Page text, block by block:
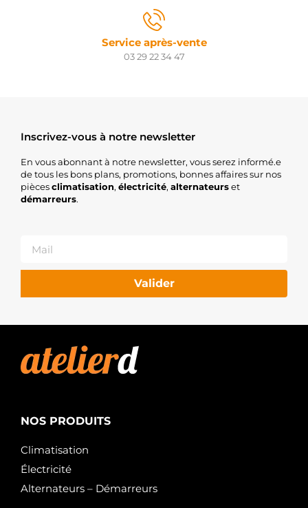
Service après-vente
03 29 22 34 47
Inscrivez-vous à notre newsletter
En vous abonnant à notre newsletter, vous serez informé.e
de tous les bons plans, promotions, bonnes affaires sur nos
piècesclimatisation, électricité, alternateurset
démarreurs.
Valider
NOS PRODUITS
Climatisation
Électricité
Alternateurs – Démarreurs